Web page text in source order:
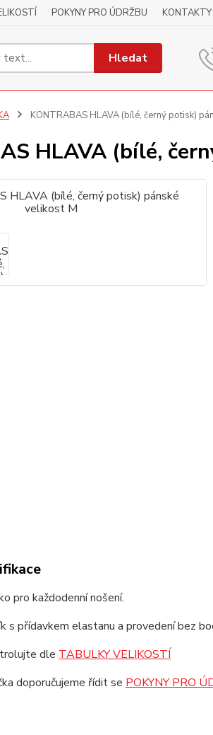
POKYNY PRO ÚDRŽBU KONTAKTY
Hledat
KONTRABAS HLAVA (bílé, černý potisk)
HLAVA (bílé,
pro každodenní nošení.
s přídavkem elastanu a provedení bez
dle TABULKY VELIKOSTÍ
doporučujeme řídit se POKYNY PRO